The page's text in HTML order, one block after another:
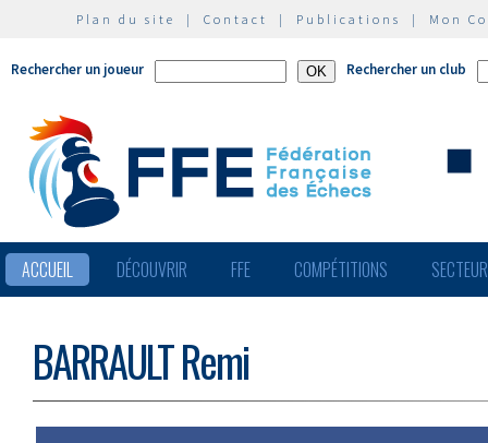
Plan du site | Contact | Publications | Mon
Rechercher un joueur Rechercher un club
ACCUEIL DÉCOUVRIR FFE COMPÉTITIONS
BARRAULT Remi